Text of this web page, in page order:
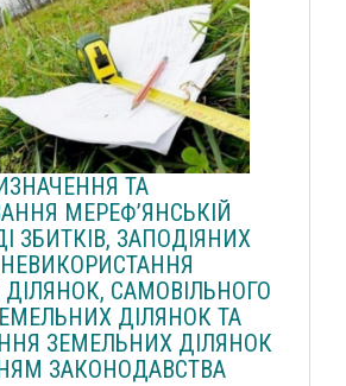
ТА
МЕРЕФ’ЯНСЬКІЙ
ЗБИТКІВ, ЗАПОДІЯНИХ
САМОВІЛЬНОГО
ДІЛЯНОК ТА
ЗЕМЕЛЬНИХ ДІЛЯНОК
ЗАКОНОДАВСТВА